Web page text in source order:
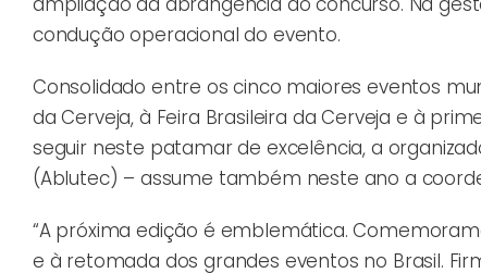
condução operacional do evento.
Consolidado entre os cinco maiores eventos
da Cerveja, à Feira Brasileira da Cerveja e à
seguir neste patamar de excelência, a
(Ablutec) – assume também neste ano a
“A próxima edição é emblemática.
e à retomada dos grandes eventos no Brasil.